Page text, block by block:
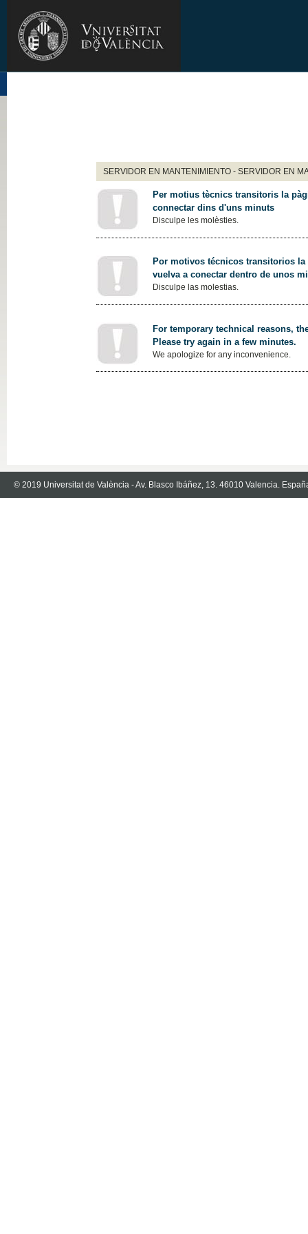
SERVIDOR EN MANTENIMIENTO - SERVIDOR EN
Per motius tècnics transitoris la
connectar dins d'uns minuts
Disculpe les molèsties.
Por motivos técnicos transitorios
vuelva a conectar dentro de unos
Disculpe las molestias.
For temporary technical reasons,
Please try again in a few minutes.
We apologize for any inconvenience.
© 2019 Universitat de València - Av. Blasco Ibáñez, 13. 46010 Valencia.